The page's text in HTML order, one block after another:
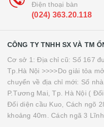
Điện thoại bàn
(024) 363.20.118
CÔNG TY TNHH SX VÀ TM
Cơ sở 1: Địa chỉ cũ: Số 167
Tp.Hà Nội >>>>Do giải tỏa
chuyển về địa chỉ mới: Số
P.Tương Mai, Tp. Hà Nội (
Đối diện cầu Kuo, Cách ngõ
khoảng 40m. Cách ngã 3